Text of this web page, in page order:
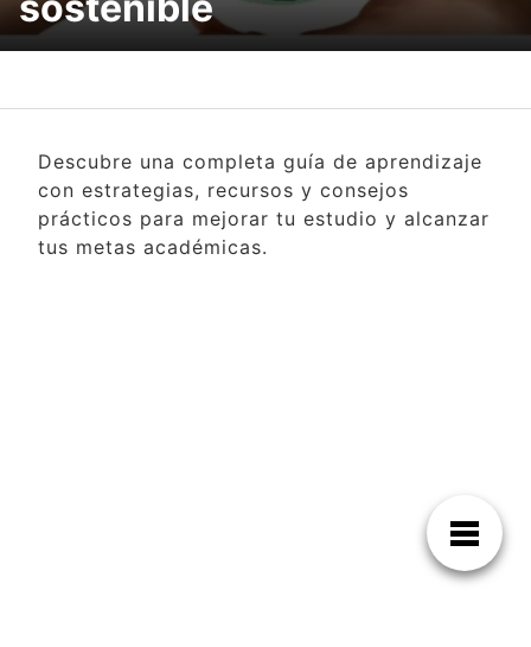
Descubre una completa guía de aprendizaje
con estrategias, recursos y consejos
prácticos para mejorar tu estudio y alcanzar
tus metas académicas.